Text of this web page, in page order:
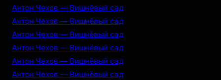
Антон Чехов — Вишнёвый сад
Антон Чехов — Вишнёвый сад
Антон Чехов — Вишнёвый сад
Антон Чехов — Вишнёвый сад
Антон Чехов — Вишнёвый сад
Антон Чехов — Вишнёвый сад